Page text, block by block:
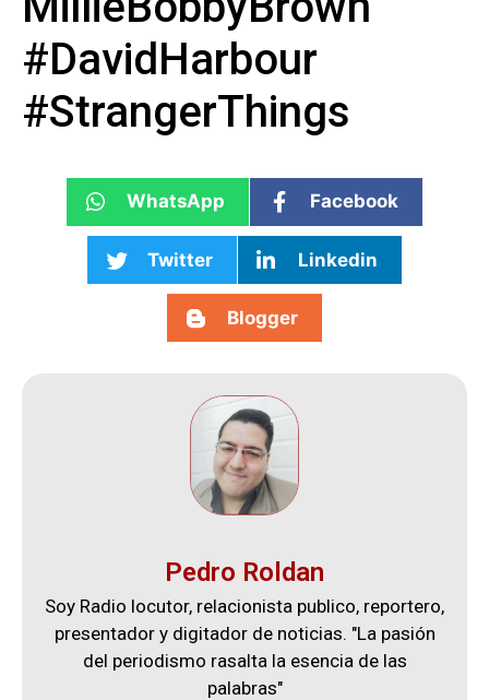
#DavidHarbour
#StrangerThings
WhatsApp Facebook
Twitter Linkedin
Blogger
Pedro Roldan
Soy Radio locutor, relacionista publico, reportero,
presentador y digitador de noticias. "La pasión
del periodismo rasalta la esencia de las
palabras"